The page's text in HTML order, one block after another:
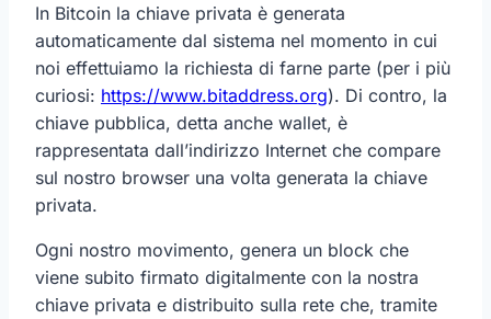
In Bitcoin la chiave privata è generata
automaticamente dal sistema nel momento in cui
noi effettuiamo la richiesta di farne parte (per i più
curiosi: https://www.bitaddress.org). Di contro, la
chiave pubblica, detta anche wallet, è
rappresentata dall’indirizzo Internet che compare
sul nostro browser una volta generata la chiave
privata.
Ogni nostro movimento, genera un block che
viene subito firmato digitalmente con la nostra
chiave privata e distribuito sulla rete che, tramite